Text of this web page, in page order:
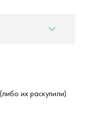
их раскупили).